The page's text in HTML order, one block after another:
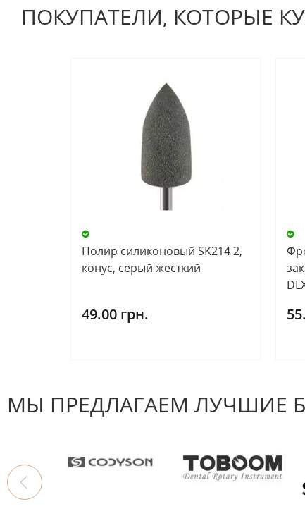
ПОКУПАТЕЛИ, КОТОРЫЕ
Полир силиконовый SK214 2,
конус, серый жесткий
49.00 грн.
МЫ ПРЕДЛАГАЕМ ЛУЧШИЕ